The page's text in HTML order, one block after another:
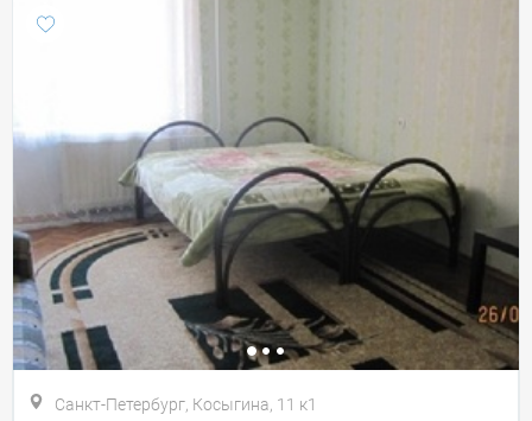
Санкт-Петербург, Косыгина, 11 к1